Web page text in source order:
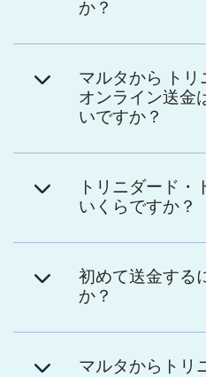
か？
マルタから ト
オンライン送金
いですか？
トリニダード
いくらですか？
初めて送金する
か？
マルタからトリ